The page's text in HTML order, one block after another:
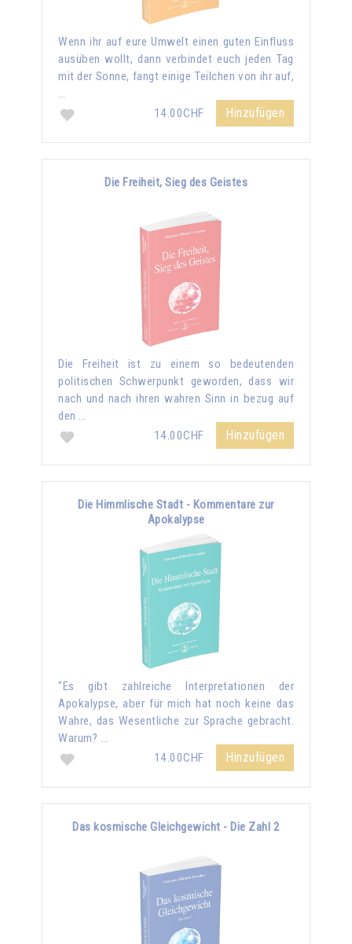
Wenn ihr auf eure Umwelt einen guten Einfluss
ausüben wollt, dann verbindet euch jeden Tag
mit der Sonne, fangt einige Teilchen von ihr auf,
14.00CHF
Hinzufügen
Die Freiheit, Sieg des Geistes
Die Freiheit ist zu einem so bedeutenden
politischen Schwerpunkt geworden, dass wir
nach und nach ihren wahren Sinn in bezug auf
den …
14.00CHF
Hinzufügen
Die Himmlische Stadt - Kommentare zur
Apokalypse
"Es gibt zahlreiche Interpretationen der
Apokalypse, aber für mich hat noch keine das
Wahre, das Wesentliche zur Sprache gebracht.
Warum? …
14.00CHF
Hinzufügen
Das kosmische Gleichgewicht - Die Zahl 2